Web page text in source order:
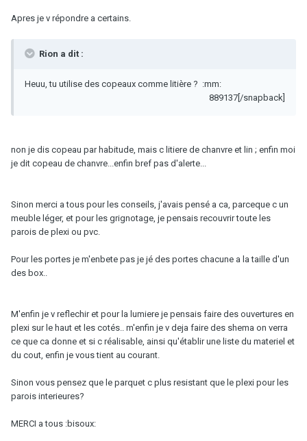
Apres je v répondre a certains.
Rion a dit :
Heuu, tu utilise des copeaux comme litière ? :mm:
889137[/snapback]
non je dis copeau par habitude, mais c litiere de chanvre et lin ; enfin moi
je dit copeau de chanvre...enfin bref pas d'alerte...
Sinon merci a tous pour les conseils, j'avais pensé a ca, parceque c un
meuble léger, et pour les grignotage, je pensais recouvrir toute les
parois de plexi ou pvc.
Pour les portes je m'enbete pas je jé des portes chacune a la taille d'un
des box..
M'enfin je v reflechir et pour la lumiere je pensais faire des ouvertures en
plexi sur le haut et les cotés.. m'enfin je v deja faire des shema on verra
ce que ca donne et si c réalisable, ainsi qu'établir une liste du materiel et
du cout, enfin je vous tient au courant.
Sinon vous pensez que le parquet c plus resistant que le plexi pour les
parois interieures?
MERCI a tous :bisoux: